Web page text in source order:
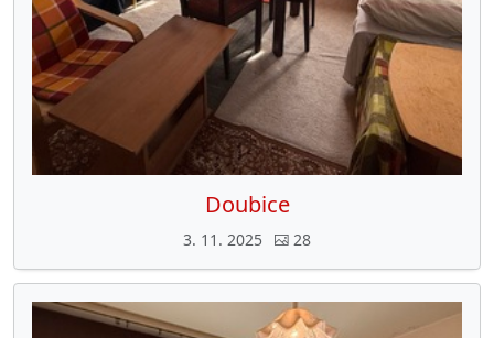
Doubice
3. 11. 2025 28